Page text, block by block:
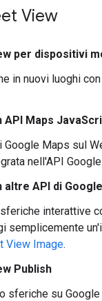
View
per dispositivi
in nuovi luoghi
API Maps
Maps sul
nell'API
altre API di
interattive
semplicemente
View Image.
Publish
sferiche su